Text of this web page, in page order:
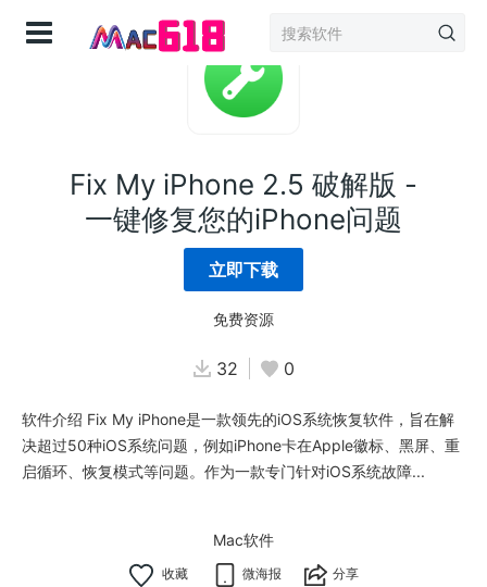
Fix My iPhone 2.5 破解版 -
一键修复您的iPhone问题
立即下载
免费资源
32 0
软件介绍 Fix My iPhone是一款领先的iOS系统恢复软件，旨在解
决超过50种iOS系统问题，例如iPhone卡在Apple徽标、黑屏、重
启循环、恢复模式等问题。作为一款专门针对iOS系统故障...
Mac软件
微海报 分享